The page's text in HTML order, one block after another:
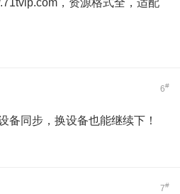
，资源格式全，适配
6#
备同步，换设备也能继续下！
7#